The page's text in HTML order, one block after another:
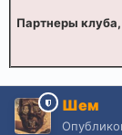
Партнеры
Шем